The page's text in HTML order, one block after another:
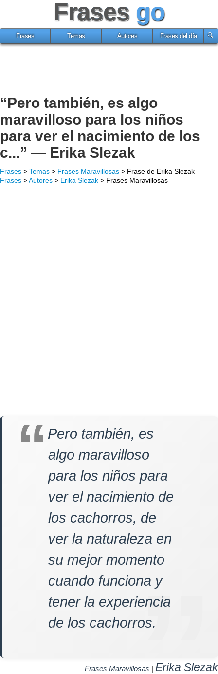
Frases go
Frases Temas Autores Frases del día
“Pero también, es algo
maravilloso para los niños
para ver el nacimiento de los
c...” — Erika Slezak
Frases > Temas > Frases Maravillosas > Frase de Erika Slezak
Frases >Autores > Erika Slezak > Frases Maravillosas
Pero también, es
algo maravilloso
para los niños para
ver el nacimiento de
los cachorros, de
ver la naturaleza en
su mejor momento
cuando funciona y
tener la experiencia
de los cachorros.
Frases Maravillosas | Erika Slezak